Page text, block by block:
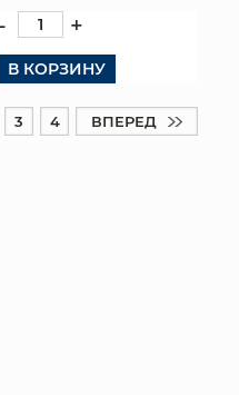
- +
В КОРЗИНУ
3 4 ВПЕРЕД